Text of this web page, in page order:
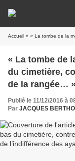
Accueil » « La tombe de la mère de Camus est tout
« La tombe de
du cimetière,
de la rangée…
droits de
Publié le 11/12/2016 à
Par JACQUES